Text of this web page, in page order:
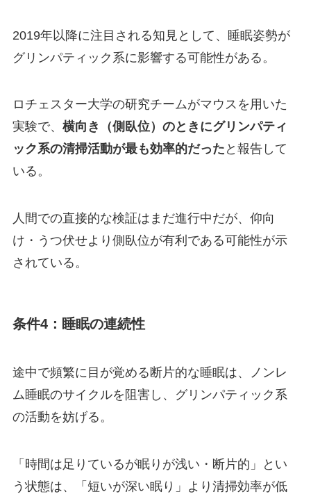
2019年以降に注目される知見として、睡眠姿勢が
グリンパティック系に影響する可能性がある。
ロチェスター大学の研究チームがマウスを用いた
実験で、 横向き（側臥位）のときにグリンパティ
ック系の清掃活動が最も効率的だった と報告して
いる。
人間での直接的な検証はまだ進行中だが、仰向
け・うつ伏せより側臥位が有利である可能性が示
されている。
条件4：睡眠の連続性
途中で頻繁に目が覚める断片的な睡眠は、ノンレ
ム睡眠のサイクルを阻害し、グリンパティック系
の活動を妨げる。
「時間は足りているが眠りが浅い・断片的」とい
う状態は、「短いが深い眠り」より清掃効率が低